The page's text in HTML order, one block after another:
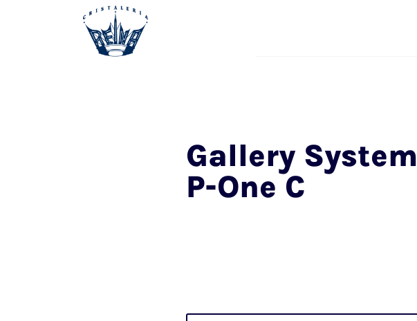
Gallery System
P-One C